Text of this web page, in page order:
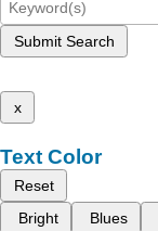
Submit Search
x
Text Color
Reset
Bright
Blues